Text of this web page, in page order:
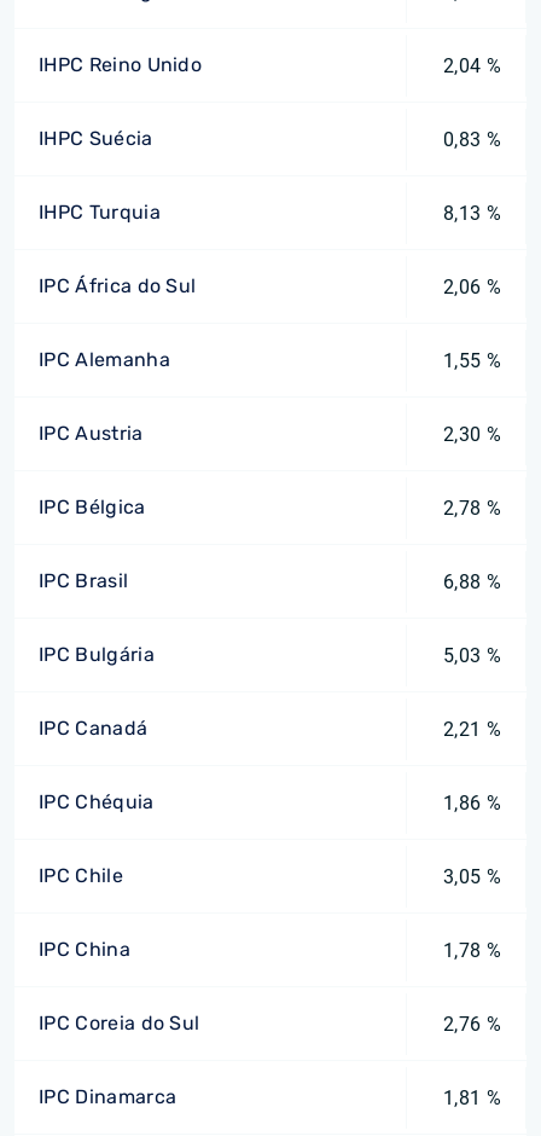
IHPC Reino Unido 2,04 %
IHPC Suécia 0,83 %
IHPC Turquia 8,13 %
IPC África do Sul 2,06 %
IPC Alemanha 1,55 %
IPC Austria 2,30 %
IPC Bélgica 2,78 %
IPC Brasil 6,88 %
IPC Bulgária 5,03 %
IPC Canadá 2,21 %
IPC Chéquia 1,86 %
IPC Chile 3,05 %
IPC China 1,78 %
IPC Coreia do Sul 2,76 %
IPC Dinamarca 1,81 %